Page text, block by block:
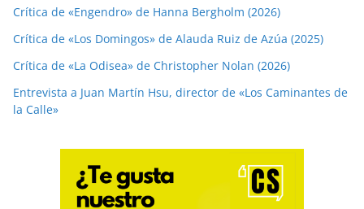
Crítica de «Engendro» de Hanna Bergholm (2026)
Crítica de «Los Domingos» de Alauda Ruiz de Azúa (2025)
Crítica de «La Odisea» de Christopher Nolan (2026)
Entrevista a Juan Martín Hsu, director de «Los Caminantes de
la Calle»